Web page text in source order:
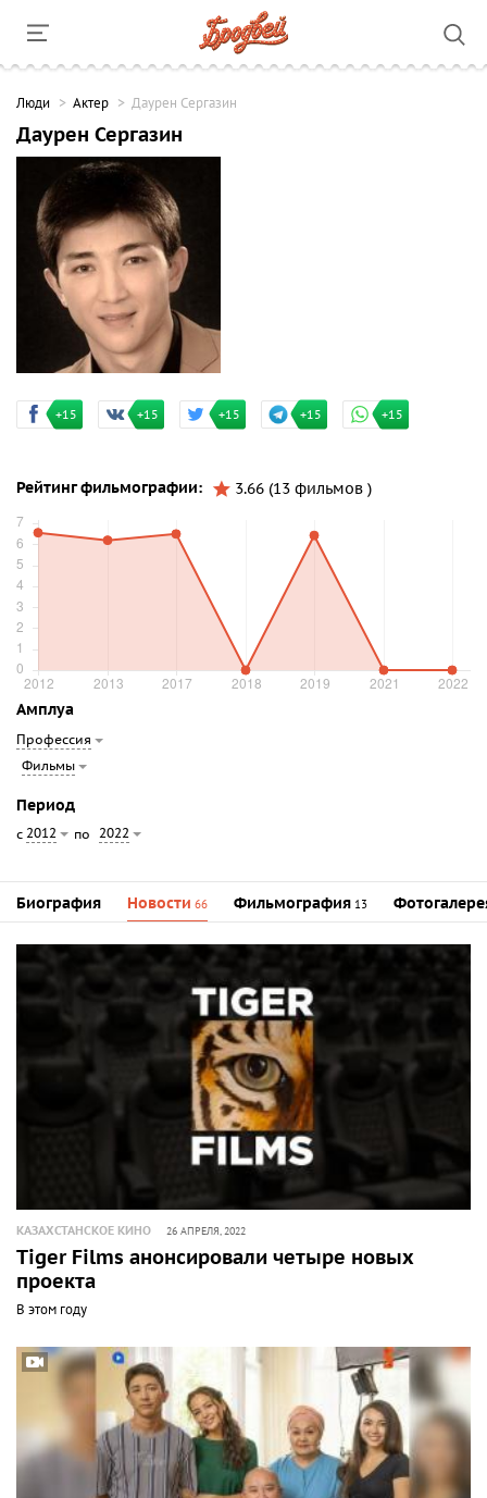
Люди Актер Даурен Сергазин
Даурен Сергазин
+15 +15 +15 +15 +15
Рейтинг фильмографии: 3.66 (13 фильмов )
Амплуа
Профессия
Фильмы
Период
с 2012 по 2022
Биография Новости 66 Фильмография 13
КАЗАХСТАНСКОЕ КИНО 26 АПРЕЛЯ, 2022
Tiger Films анонсировали четыре новых
проекта
В этом году